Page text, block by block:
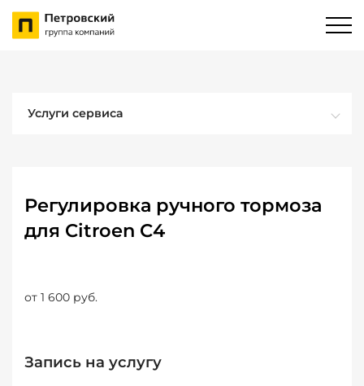
Услуги сервиса
Регулировка ручного тормоза
для Citroen C4
от 1 600 руб.
Запись на услугу